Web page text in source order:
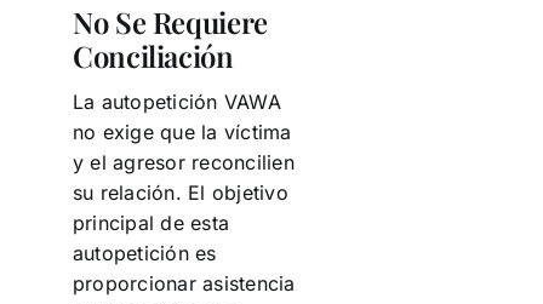
No Se Requiere
Conciliación
La autopetición VAWA
no exige que la víctima
y el agresor reconcilien
su relación. El objetivo
principal de esta
autopetición es
proporcionar asistencia